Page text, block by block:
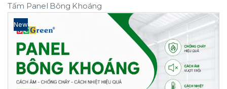
Tấm Panel Bông Khoáng
New